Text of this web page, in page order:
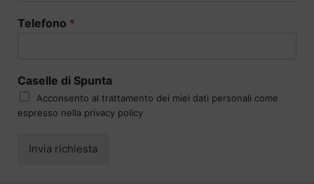
Telefono *
Caselle di Spunta
Acconsento al trattamento dei miei dati personali come
espresso nella privacy policy
Invia richiesta